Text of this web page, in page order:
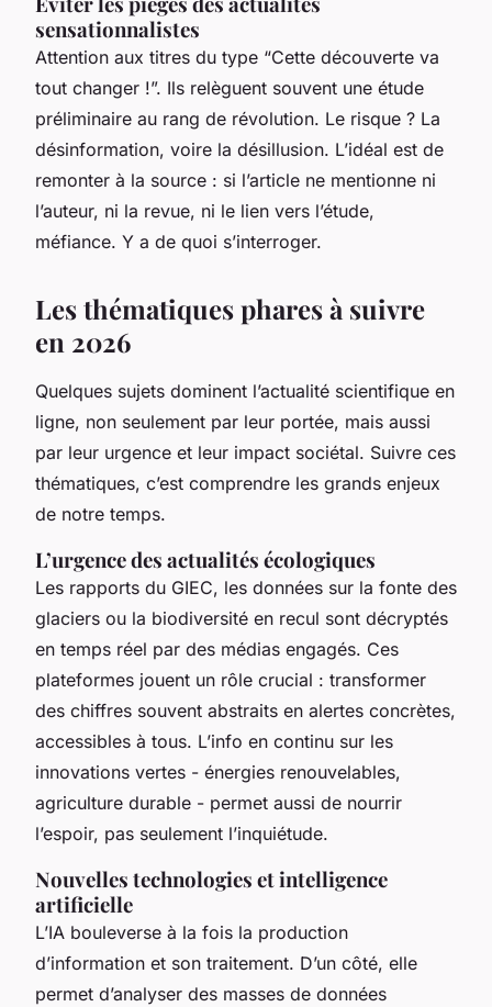
sensationnalistes
Attention aux titres du type “Cette découverte va
tout changer !”. Ils relèguent souvent une étude
préliminaire au rang de révolution. Le risque ? La
désinformation, voire la désillusion. L’idéal est de
remonter à la source : si l’article ne mentionne ni
l’auteur, ni la revue, ni le lien vers l’étude,
méfiance. Y a de quoi s’interroger.
Les thématiques phares à suivre
en 2026
Quelques sujets dominent l’actualité scientifique en
ligne, non seulement par leur portée, mais aussi
par leur urgence et leur impact sociétal. Suivre ces
thématiques, c’est comprendre les grands enjeux
de notre temps.
L’urgence des actualités écologiques
Les rapports du GIEC, les données sur la fonte des
glaciers ou la biodiversité en recul sont décryptés
en temps réel par des médias engagés. Ces
plateformes jouent un rôle crucial : transformer
des chiffres souvent abstraits en alertes concrètes,
accessibles à tous. L’info en continu sur les
innovations vertes - énergies renouvelables,
agriculture durable - permet aussi de nourrir
l’espoir, pas seulement l’inquiétude.
Nouvelles technologies et intelligence
artificielle
L’IA bouleverse à la fois la production
d’information et son traitement. D’un côté, elle
permet d’analyser des masses de données